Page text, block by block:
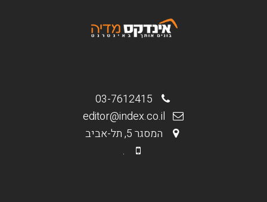
המסגר 5, תל-אביב
.